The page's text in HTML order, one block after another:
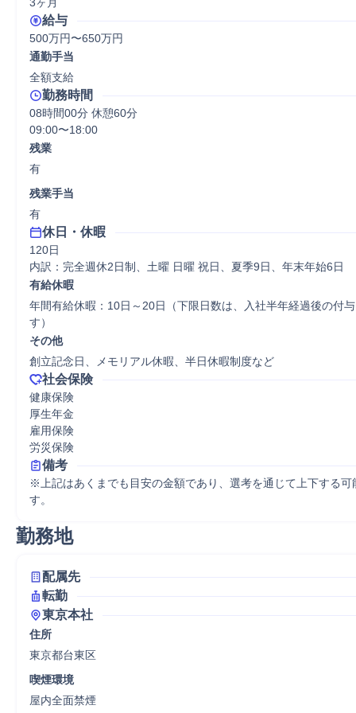
給与
500万円〜650万円
通勤手当
全額支給
勤務時間
08時間00分 休憩60分
09:00〜18:00
残業
有
残業手当
有
休日・休暇
120日
内訳：完全週休2日制、土曜 日曜 祝日、夏季9日、年末年始6日
有給休暇
年間有給休暇：10日～20日（下限日数は、入社半年経過後の付
す）
その他
創立記念日、メモリアル休暇、半日休暇制度など
社会保険
健康保険
厚生年金
雇用保険
労災保険
備考
※上記はあくまでも目安の金額であり、選考を通じて上下する可
す。
勤務地
配属先
転勤
東京本社
住所
東京都台東区
喫煙環境
屋内全面禁煙